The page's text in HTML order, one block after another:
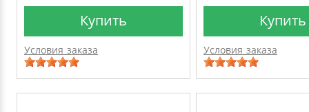
Купить
Условия заказа
Купить
Условия заказа